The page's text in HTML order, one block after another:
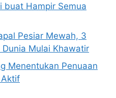
buat Hampir Semua
Pesiar Mewah, 3
Mulai Khawatir
Menentukan Penuaan